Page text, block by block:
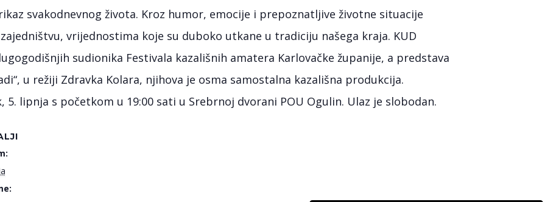
svakodnevnog života. Kroz humor, emocije i prepoznatljive životne situacije
vrijednostima koje su duboko utkane u tradiciju našega kraja. KUD
sudionika Festivala kazališnih amatera Karlovačke županije, a predstava
u režiji Zdravka Kolara, njihova je osma samostalna kazališna produkcija.
5. lipnja s početkom u 19:00 sati u Srebrnoj dvorani POU Ogulin. Ulaz je slobodan.